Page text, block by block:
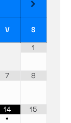
V
S
1
7 8
14
•
15